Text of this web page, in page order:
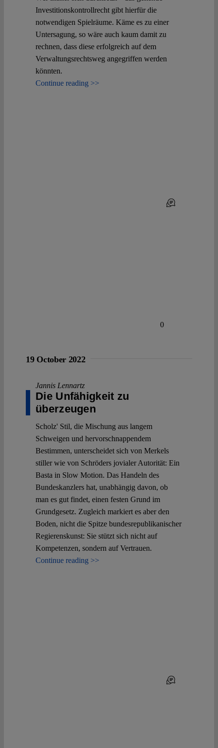
Investitionskontrollrecht gibt hierfür die
notwendigen Spielräume. Käme es zu einer
Untersagung, so wäre auch kaum damit zu
rechnen, dass diese erfolgreich auf dem
Verwaltungsrechtsweg angegriffen werden
könnten.
Continue reading >>
0
19 October 2022
Jannis Lennartz
Die Unfähigkeit zu
überzeugen
Scholz' Stil, die Mischung aus langem
Schweigen und hervorschnappendem
Bestimmen, unterscheidet sich von Merkels
stiller wie von Schröders jovialer Autorität: Ein
Basta in Slow Motion. Das Handeln des
Bundeskanzlers hat, unabhängig davon, ob
man es gut findet, einen festen Grund im
Grundgesetz. Zugleich markiert es aber den
Boden, nicht die Spitze bundesrepublikanischer
Regierenskunst: Sie stützt sich nicht auf
Kompetenzen, sondern auf Vertrauen.
Continue reading >>